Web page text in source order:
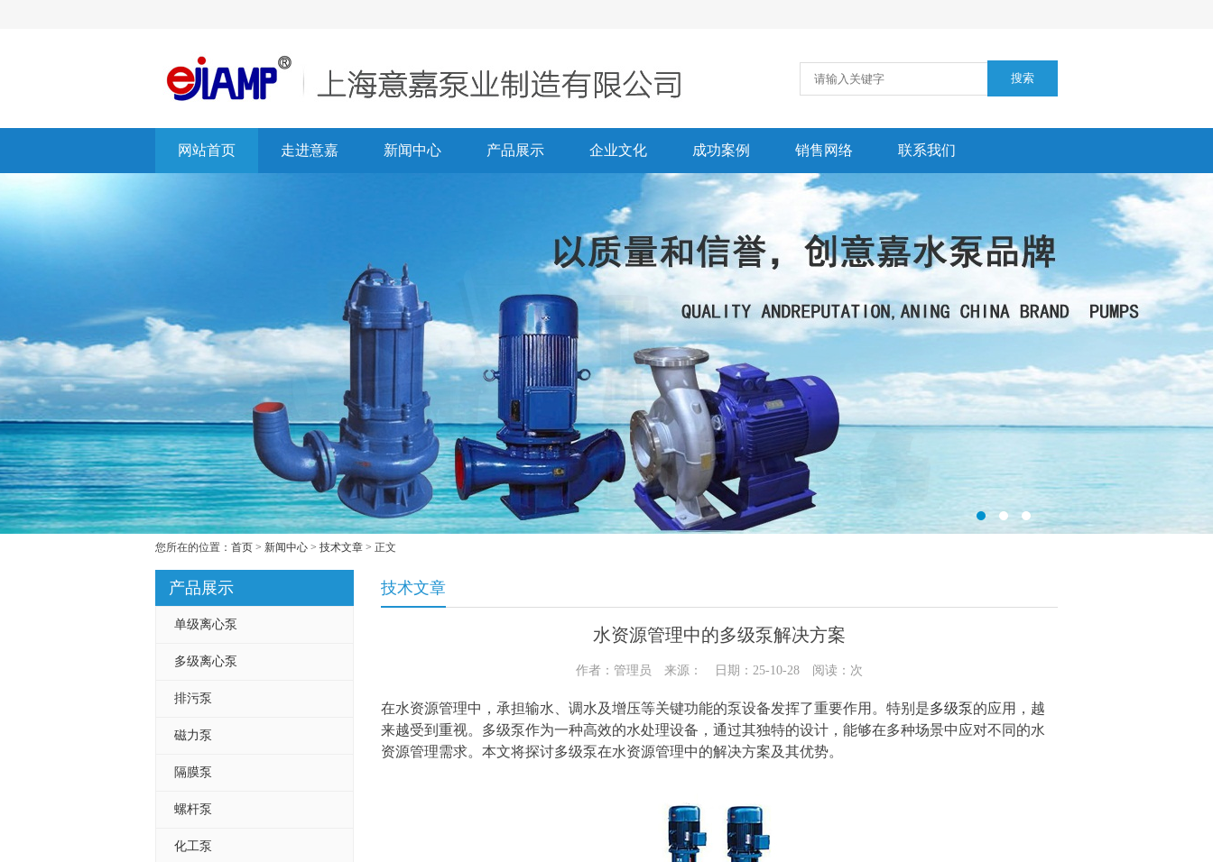
网站首页 走进意嘉 新闻中心 产品展示 企业文化 成功案例 销售网络 联系我们
您所在的位置： 首页 > 新闻中心 > 技术文章 > 正文
产品展示
单级离心泵
多级离心泵
排污泵
磁力泵
隔膜泵
螺杆泵
化工泵
技术文章
水资源管理中的多级泵解决方案
作者：管理员 来源： 日期：25-10-28 阅读：次
在水资源管理中，承担输水、调水及增压等关键功能的泵设备发挥了重要作用。特别是多级泵的应用，越
来越受到重视。多级泵作为一种高效的水处理设备，通过其独特的设计，能够在多种场景中应对不同的水
资源管理需求。本文将探讨多级泵在水资源管理中的解决方案及其优势。